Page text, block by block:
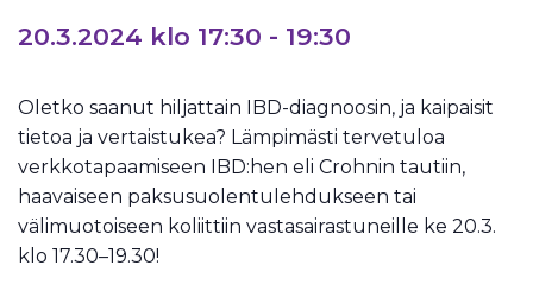
20.3.2024 klo 17:30 - 19:30
Oletko saanut hiljattain IBD-diagnoosin, ja kaipaisit
tietoa ja vertaistukea? Lämpimästi tervetuloa
verkkotapaamiseen IBD:hen eli Crohnin tautiin,
haavaiseen paksusuolentulehdukseen tai
välimuotoiseen koliittiin vastasairastuneille ke 20.3.
klo 17.30–19.30!